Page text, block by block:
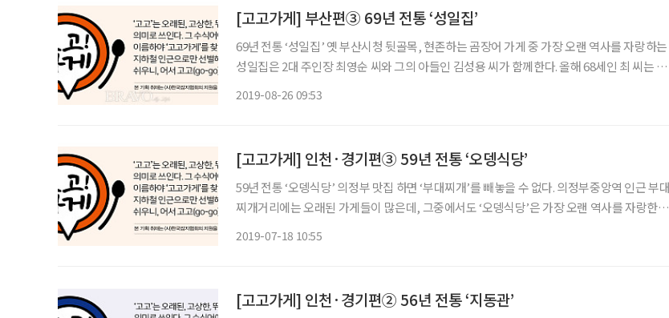
[고고가게] 부산편③ 69년 전통 ‘성일집’
69년 전통 ‘성일집’ 옛 부산시청 뒷골목, 현존하는 곰장어 가게 중 가장 오랜 역사를 자랑하는
성일집은 2대 주인장 최영순 씨와 그의 아들인 김성용 씨가 함께한다. 올해 68세인 최 씨는 여
2019-08-26 09:53
[고고가게] 인천·경기편③ 59년 전통 ‘오뎅식당’
59년 전통 ‘오뎅식당’ 의정부 맛집 하면 ‘부대찌개’를 빼놓을 수 없다. 의정부중앙역 인근 부대
찌개거리에는 오래된 가게들이 많은데, 그중에서도 ‘오뎅식당’은 가장 오랜 역사를 자랑한다.
2019-07-18 10:55
[고고가게] 인천·경기편② 56년 전통 ‘지동관’